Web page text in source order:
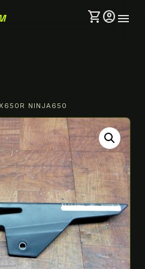
shopping_cartaccount_circlemenu
NINJA650